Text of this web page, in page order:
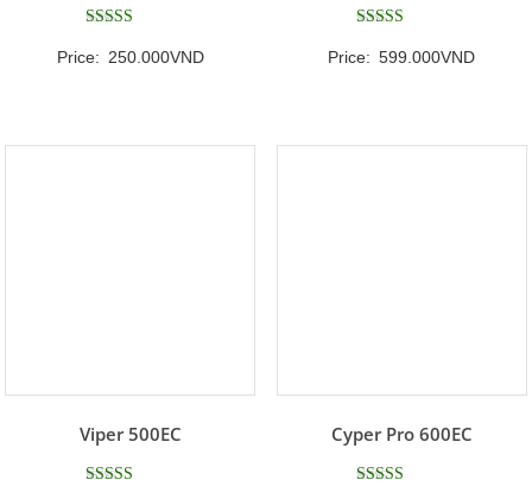
hạng
Price: 250.000VND
hạng
Price: 599.000VND
Viper 500EC Cyper Pro 600EC